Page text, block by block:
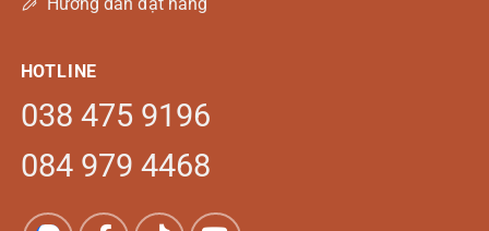
HOTLINE
038 475 9196
084 979 4468